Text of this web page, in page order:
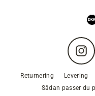
Returnering Levering
Sådan passer du